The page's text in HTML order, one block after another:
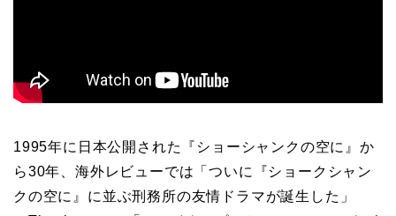
1995年に日本公開された『ショーシャンクの空に』か
ら30年、海外レビューでは「ついに『ショークシャン
クの空に』に並ぶ刑務所の友情ドラマが誕生した」